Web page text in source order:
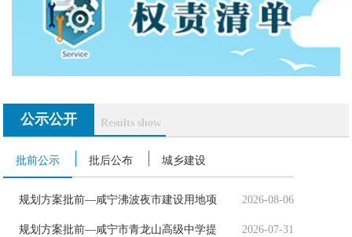
公示公开 Results show
批前公示 批后公布 城乡建设
规划方案批前—咸宁沸波夜市建设用地项 2026-08-06
规划方案批前—咸宁市青龙山高级中学提 2026-07-31